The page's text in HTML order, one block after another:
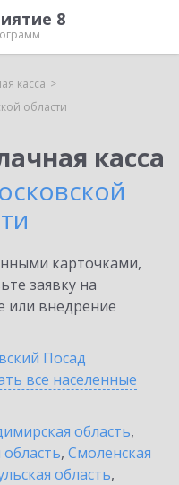
8
касса
области
касса
карточками,
заявку на
или внедрение
Посад
все населенные
область,
область, Смоленская
область,